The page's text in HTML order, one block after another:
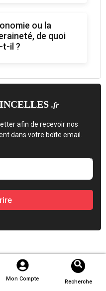
ou la
de quoi
t-il ?
.fr
afin de recevoir nos
dans votre boîte email.
Mon Compte Recherche